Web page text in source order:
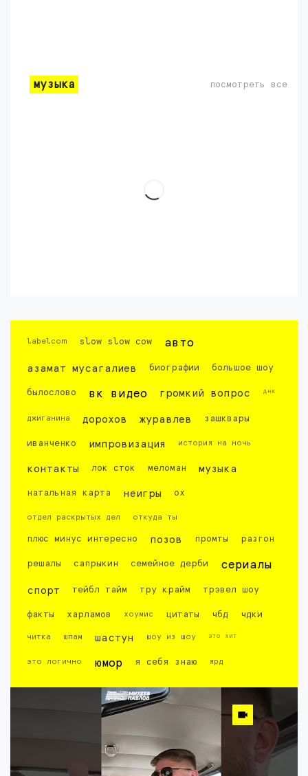
музыка посмотреть все
labelcom slow slow cow авто
азамат мусагалиев биографии большое шоу
былослово вк видео громкий вопрос днк
джиганина дорохов журавлев зашквары
иванченко импровизация история на ночь
контакты лок сток меломан музыка
натальная карта неигры ох
отдел раскрытых дел откуда ты
плюс минус интересно позов промты разгон
решалы сапрыкин семейное дерби сериалы
спорт тейбл тайм тру крайм трэвел шоу
факты харламов хоумис цитаты чбд чдки
читка шпам шастун шоу из шоу это хит
это логично юмор я себя знаю ярд